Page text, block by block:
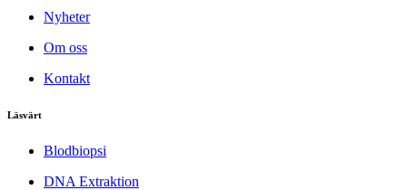
Nyheter
Om oss
Kontakt
Läsvärt
Blodbiopsi
DNA Extraktion